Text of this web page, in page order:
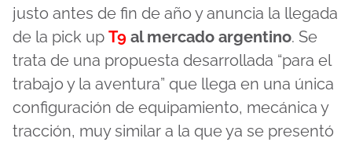
justo antes de fin de año y anuncia la llegada
de la pick up T9 al mercado argentino. Se
trata de una propuesta desarrollada “para el
trabajo y la aventura” que llega en una única
configuración de equipamiento, mecánica y
tracción, muy similar a la que ya se presentó